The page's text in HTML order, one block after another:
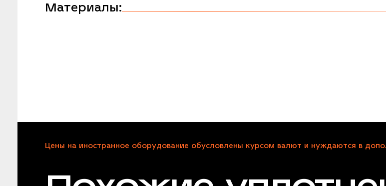
Материалы:
Цены на иностранное оборудование обусловлены курсом валют и нуждаются в